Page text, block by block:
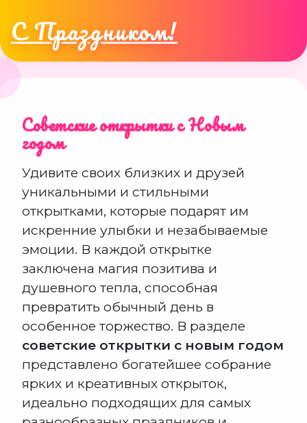
С Праздником!
Советские открытки с Новым
годом
Удивите своих близких и друзей
уникальными и стильными
открытками, которые подарят им
искренние улыбки и незабываемые
эмоции. В каждой открытке
заключена магия позитива и
душевного тепла, способная
превратить обычный день в
особенное торжество. В разделе
советские открытки с новым годом
представлено богатейшее собрание
ярких и креативных открыток,
идеально подходящих для самых